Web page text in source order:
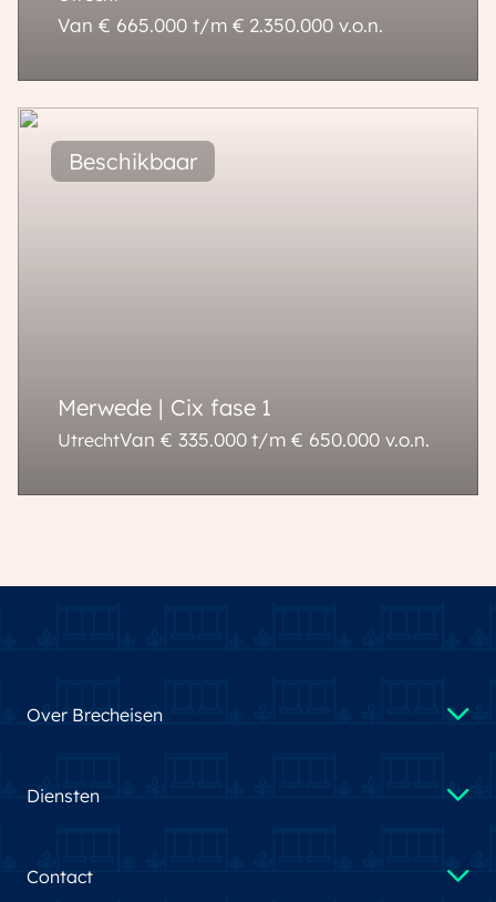
Van € 665.000 t/m € 2.350.000v.o.n.
92 - 306 m² 3 - 5 kamers
Merwede | Cix fase 1
UtrechtVan € 335.000 t/m € 650.000v.o.n.
47 - 110 m² 2 - 3 kamers
Over Brecheisen
Diensten
Contact